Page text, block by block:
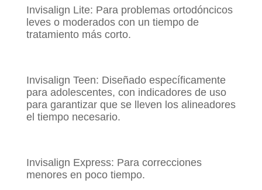
Invisalign Lite: Para problemas ortodóncicos
leves o moderados con un tiempo de
tratamiento más corto.
Invisalign Teen: Diseñado específicamente
para adolescentes, con indicadores de uso
para garantizar que se lleven los alineadores
el tiempo necesario.
Invisalign Express: Para correcciones
menores en poco tiempo.